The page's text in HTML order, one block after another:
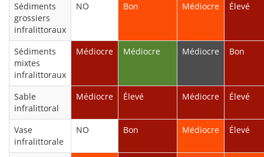
Sédiments
grossiers
infralittoraux
NO Bon Médiocre Élevé
Sédiments
mixtes
infralittoraux
Médiocre Médiocre Médiocre Bon
Sable
infralittoral
Médiocre Élevé Médiocre Élevé
Vase
infralittorale
NO Bon Médiocre Élevé